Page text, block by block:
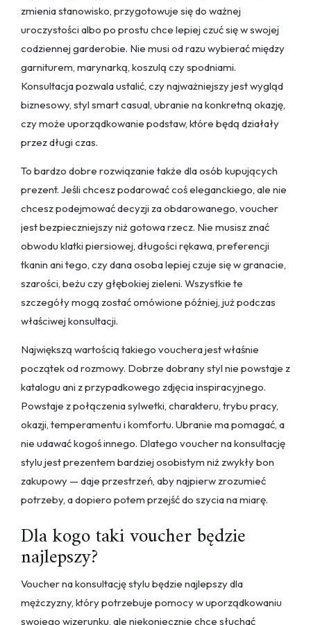
zmienia stanowisko, przygotowuje się do ważnej
uroczystości albo po prostu chce lepiej czuć się w swojej
codziennej garderobie. Nie musi od razu wybierać między
garniturem, marynarką, koszulą czy spodniami.
Konsultacja pozwala ustalić, czy najważniejszy jest wygląd
biznesowy, styl smart casual, ubranie na konkretną okazję,
czy może uporządkowanie podstaw, które będą działały
przez długi czas.
To bardzo dobre rozwiązanie także dla osób kupujących
prezent. Jeśli chcesz podarować coś eleganckiego, ale nie
chcesz podejmować decyzji za obdarowanego, voucher
jest bezpieczniejszy niż gotowa rzecz. Nie musisz znać
obwodu klatki piersiowej, długości rękawa, preferencji
tkanin ani tego, czy dana osoba lepiej czuje się w granacie,
szarości, beżu czy głębokiej zieleni. Wszystkie te
szczegóły mogą zostać omówione później, już podczas
właściwej konsultacji.
Największą wartością takiego vouchera jest właśnie
początek od rozmowy. Dobrze dobrany styl nie powstaje z
katalogu ani z przypadkowego zdjęcia inspiracyjnego.
Powstaje z połączenia sylwetki, charakteru, trybu pracy,
okazji, temperamentu i komfortu. Ubranie ma pomagać, a
nie udawać kogoś innego. Dlatego voucher na konsultację
stylu jest prezentem bardziej osobistym niż zwykły bon
zakupowy — daje przestrzeń, aby najpierw zrozumieć
potrzeby, a dopiero potem przejść do szycia na miarę.
Dla kogo taki voucher będzie
najlepszy?
Voucher na konsultację stylu będzie najlepszy dla
mężczyzny, który potrzebuje pomocy w uporządkowaniu
swojego wizerunku, ale niekoniecznie chce słuchać